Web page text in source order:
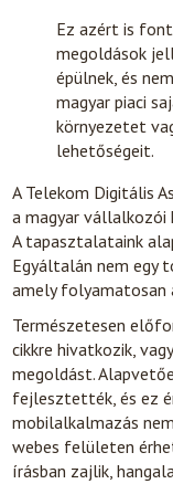
Ez azért is
megoldások
épülnek, és
magyar piaci
környezetet
lehetőségeit.
A Telekom Digitális
a magyar vállalkozói
A tapasztalataink
Egyáltalán nem egy
amely
Természetesen
cikkre hivatkozik,
megoldást.
fejlesztették, és ez
mobilalkalmazás
webes felületen
írásban zajlik,